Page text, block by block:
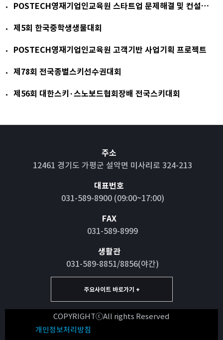
POSTECH영재기업인교육원 스타트업 문제해결 및 컨설팅 프로젝트
제5회 한국중학생생물대회
POSTECH영재기업인교육원 고객기반 사업기획 프로젝트
제78회 전국종별스키선수권대회
제56회 대한스키·스노보드협회장배 전국스키대회
주소
12461 경기도 가평군 설악면 미사리로 324-213
대표번호
031-589-8900 (09:00~17:00)
FAX
031-589-8999
생활관
031-589-8851/8856(야간)
주요사이트 바로가기 +
COPYRIGHTⓒAll rights Reserved
개인정보처리방침